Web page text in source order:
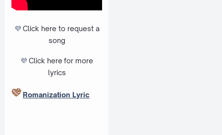
💜 Click here to request a
song
💜 Click here for more
lyrics
Romanization Lyric